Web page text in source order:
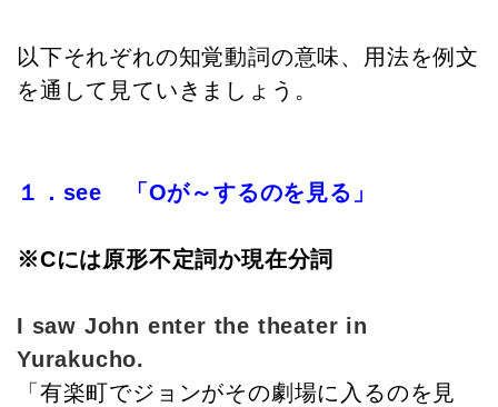
以下それぞれの知覚動詞の意味、用法を例文
を通して見ていきましょう。
１．see 「Oが～するのを見る」
※Cには原形不定詞か現在分詞
I saw John enter the theater in
Yurakucho.
「有楽町でジョンがその劇場に入るのを見